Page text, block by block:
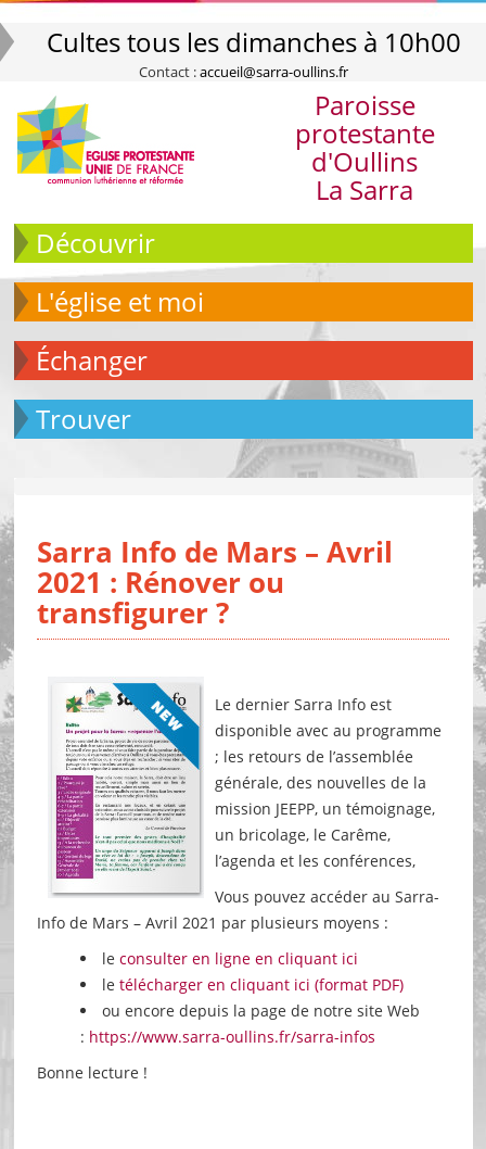
Cultes tous les dimanches à 10h00
Contact :accueil@sarra-oullins.fr
Paroisse
protestante
d'Oullins
La Sarra
Découvrir
L'église et moi
échanger
Trouver
Sarra Info de Mars – Avril
2021 : Rénover ou
transfigurer ?
Le dernier Sarra Info est
disponible avec au programme
; les retours de l’assemblée
générale, des nouvelles de la
mission JEEPP, un témoignage,
un bricolage, le Carême,
l’agenda et les conférences,
Vous pouvez accéder au Sarra-
Info de Mars – Avril 2021 par plusieurs moyens :
le consulter en ligne en cliquant ici
le télécharger en cliquant ici (format PDF)
ou encore depuis la page de notre site Web
: https://www.sarra-oullins.fr/sarra-infos
Bonne lecture !